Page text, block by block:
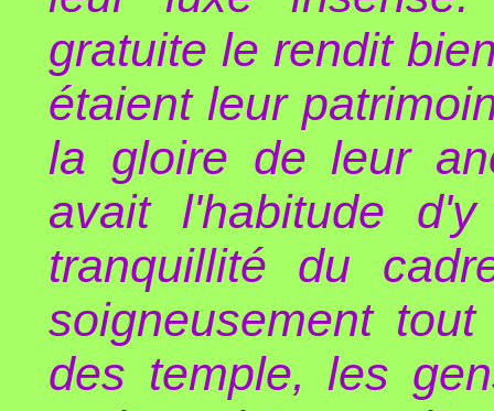
gratuite le rendit
étaient leur
la gloire de leur
avait l'habitude
tranquillité du
soigneusement
des temple, les